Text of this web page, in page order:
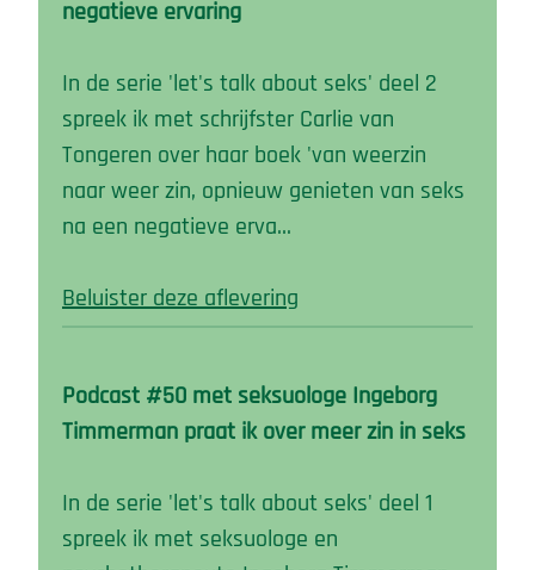
negatieve ervaring
In de serie 'let's talk about seks' deel 2
spreek ik met schrijfster Carlie van
Tongeren over haar boek 'van weerzin
naar weer zin, opnieuw genieten van seks
na een negatieve erva…
Beluister deze aflevering
Podcast #50 met seksuologe Ingeborg
Timmerman praat ik over meer zin in seks
In de serie 'let's talk about seks' deel 1
spreek ik met seksuologe en